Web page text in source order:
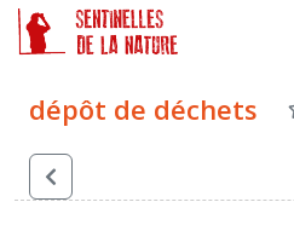
dépôt de déchets
Panneau de gestion des cookies